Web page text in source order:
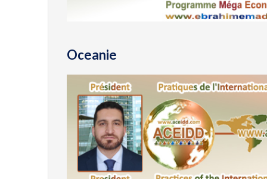
Oceanie